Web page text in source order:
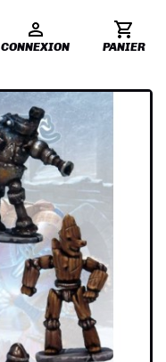
CONNEXION PANIER